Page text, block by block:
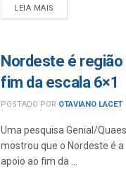
LEIA MAIS
Nordeste é
fim da escala 6×1
POSTADO POR OTAVIANO LACET
Uma pesquisa Genial/
mostrou que o Nordeste é
apoio ao fim da ...